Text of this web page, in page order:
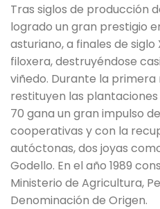
Tras siglos de producción
logrado un gran prestigio
asturiano, a finales de siglo
filoxera, destruyéndose
viñedo. Durante la primera
restituyen las
70 gana un gran impulso
cooperativas y con la
autóctonas, dos joyas
Godello. En el año 1989
Ministerio de Agricultura,
Denominación de Origen.